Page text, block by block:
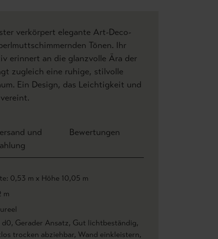
verkörpert elegante Art-Deco-
Tönen. Ihr
erinnert an die glanzvolle Ära der
zugleich eine ruhige, stilvolle
Ein Design, das Leichtigkeit und
und
Bewertungen
0,53 m x Höhe 10,05 m
m
d0, Gerader Ansatz, Gut lichtbeständig,
trocken abziehbar, Wand einkleistern,